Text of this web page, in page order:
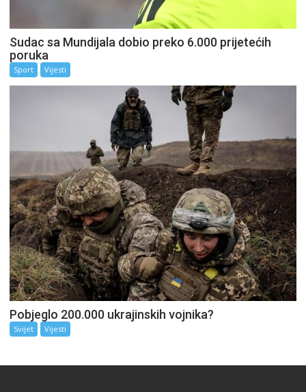
Sudac sa Mundijala dobio preko 6.000 prijetećih
poruka
Sport Vijesti
Pobjeglo 200.000 ukrajinskih vojnika?
Svijet Vijesti